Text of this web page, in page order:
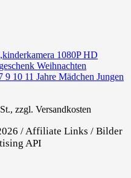
1080P HD
Weihnachten
9 10 11 Jahre Mädchen Jungen
zzgl. Versandkosten
/ Affiliate Links / Bilder
API